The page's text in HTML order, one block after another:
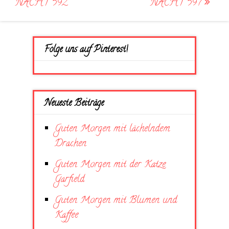
ACHT 592
ACHT 597
Folge uns auf Pinterest!
Neueste Beiträge
Guten Morgen mit lächelndem
Drachen
Guten Morgen mit der Katze
Garfield
Guten Morgen mit Blumen und
Kaffee